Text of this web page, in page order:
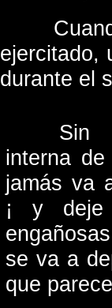
ejercitado,
durante el
Sin
interna
jamás va
¡ y deje
se va a
que